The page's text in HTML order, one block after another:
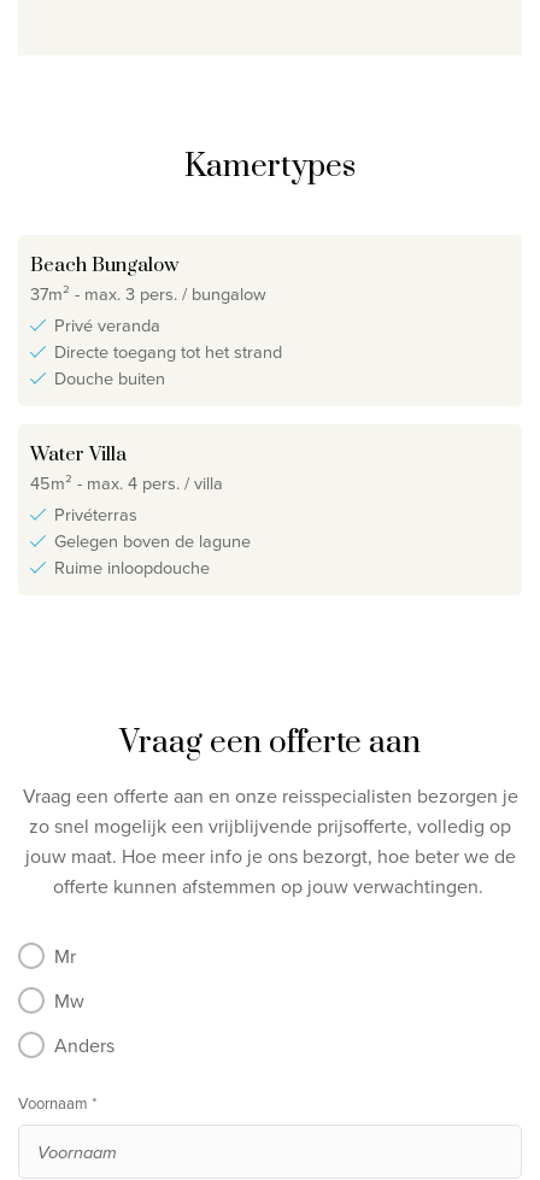
Kamertypes
Beach Bungalow
37m² - max. 3 pers. / bungalow
Privé veranda
Directe toegang tot het strand
Douche buiten
Water Villa
45m² - max. 4 pers. / villa
Privéterras
Gelegen boven de lagune
Ruime inloopdouche
Vraag een offerte aan
Vraag een offerte aan en onze reisspecialisten bezorgen je
zo snel mogelijk een vrijblijvende prijsofferte, volledig op
jouw maat. Hoe meer info je ons bezorgt, hoe beter we de
offerte kunnen afstemmen op jouw verwachtingen.
Mr
Mw
Anders
Voornaam *